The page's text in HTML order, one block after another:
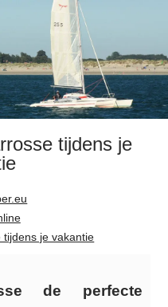
tijdens je
tijdens je vakantie
de perfecte